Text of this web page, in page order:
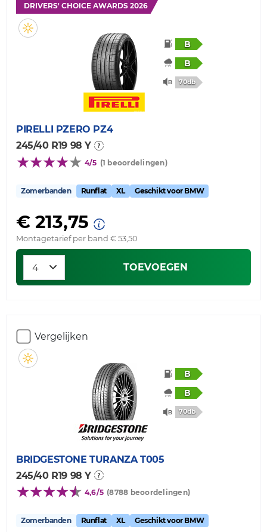
DRIVERS' CHOICE AWARDS 2026
B
B
70db
PIRELLI
PZERO PZ4
245/40 R19 98 Y
4/5 (1 beoordelingen)
Zomerbanden Runflat XL Geschikt voor BMW
€ 213,75
Montagetarief per band € 53,50
TOEVOEGEN
Vergelijken
B
B
70db
BRIDGESTONE TURANZA T005
245/40 R19 98 Y
4,6/5 (8788 beoordelingen)
Zomerbanden Runflat XL Geschikt voor BMW